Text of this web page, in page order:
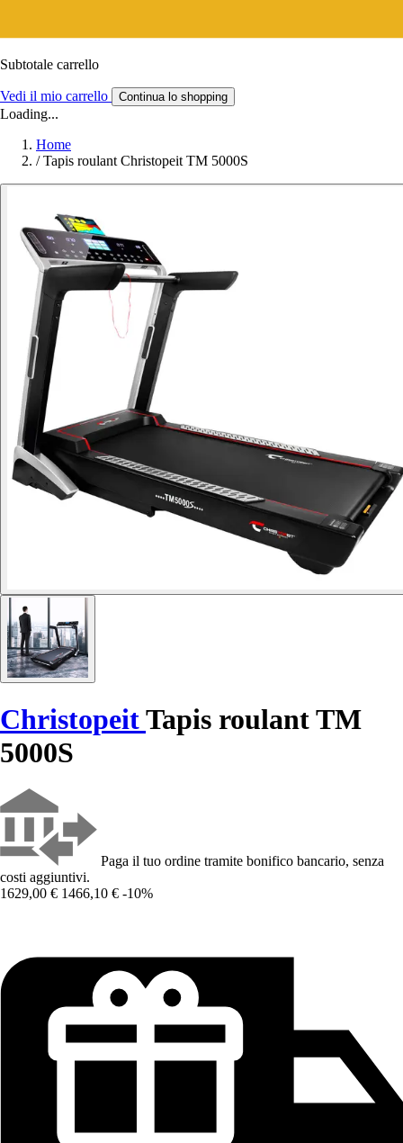
Subtotale carrello
Vedi il mio carrello Continua lo shopping
Loading...
Home
/ Tapis roulant Christopeit TM 5000S
ChristopeitTapis roulant TM
5000S
Paga il tuo ordine tramite bonifico bancario, senza
costi aggiuntivi.
1629,00 € 1466,10 € -10%